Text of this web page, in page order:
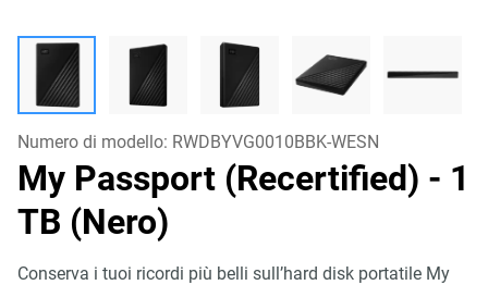
Numero di modello: RWDBYVG0010BBK-WESN
My Passport (Recertified) - 1
TB (Nero)
Conserva i tuoi ricordi più belli sull’hard disk portatile My